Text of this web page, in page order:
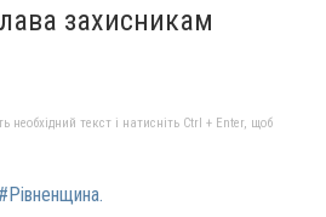
захисникам
текст і натисніть Ctrl + Enter, щоб
#Рівненщина.